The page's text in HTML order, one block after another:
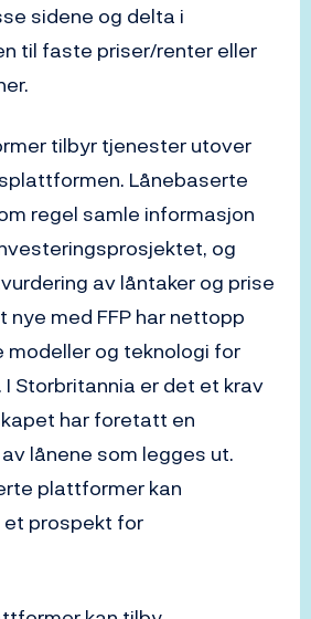
sidene og delta i
til faste priser/renter eller
tilbyr tjenester utover
Lånebaserte
regel samle informasjon
og
av låntaker og prise
nye med FFP har nettopp
og teknologi for
Storbritannia er det et krav
har foretatt en
lånene som legges ut.
plattformer kan
prospekt for